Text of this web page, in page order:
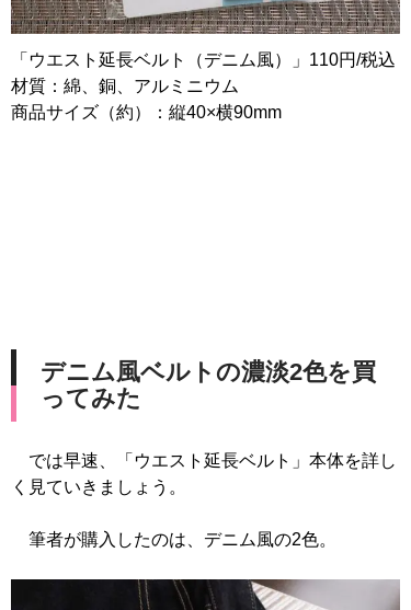
「ウエスト延長ベルト（デニム風）」110円/税込
材質：綿、銅、アルミニウム
商品サイズ（約）：縦40×横90mm
デニム風ベルトの濃淡2色を買
ってみた
では早速、「ウエスト延長ベルト」本体を詳し
く見ていきましょう。
筆者が購入したのは、デニム風の2色。